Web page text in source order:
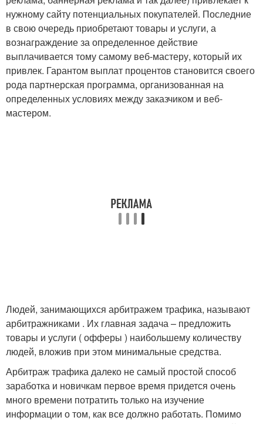
нужному сайту потенциальных покупателей. Последние
в свою очередь приобретают товары и услуги, а
вознаграждение за определенное действие
выплачивается тому самому веб-мастеру, который их
привлек. Гарантом выплат процентов становится своего
рода партнерская программа, организованная на
определенных условиях между заказчиком и веб-
мастером.
Людей, занимающихся арбитражем трафика, называют
арбитражниками . Их главная задача – предложить
товары и услуги ( офферы ) наибольшему количеству
людей, вложив при этом минимальные средства.
Арбитраж трафика далеко не самый простой способ
заработка и новичкам первое время придется очень
много времени потратить только на изучение
информации о том, как все должно работать. Помимо